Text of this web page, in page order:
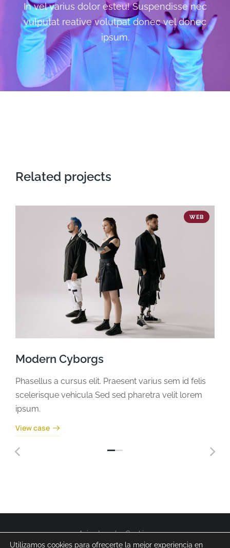
In vel varius dolor esteu! Suspendisse nec
vulputat reative volutpat donec vel donec
ipsum.
Related projects
WEB
Modern Cyborgs
Phasellus a cursus elit. Praesent varius sem id felis
scelerisque vehicula Sed sed pharetra velit lorem
ipsum.
View case
Aviso Legal y Cookies
Política de Privacidad
Utilizamos cookies para ofrecerte la mejor experiencia en